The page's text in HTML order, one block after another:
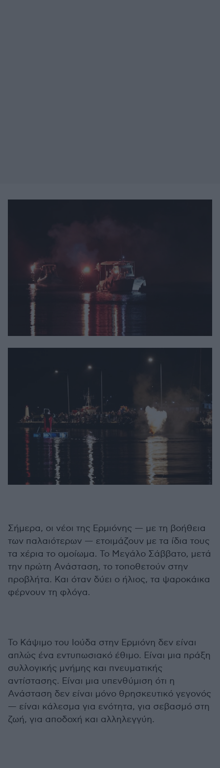
Σήμερα, οι νέοι της Ερμιόνης — με τη βοήθεια
των παλαιότερων — ετοιμάζουν με τα ίδια τους
τα χέρια το ομοίωμα. Το Μεγάλο Σάββατο, μετά
την πρώτη Ανάσταση, το τοποθετούν στην
προβλήτα. Και όταν δύει ο ήλιος, τα ψαροκάικα
φέρνουν τη φλόγα.
Το Κάψιμο του Ιούδα στην Ερμιόνη δεν είναι
απλώς ένα εντυπωσιακό έθιμο. Είναι μια πράξη
συλλογικής μνήμης και πνευματικής
αντίστασης. Είναι μια υπενθύμιση ότι η
Ανάσταση δεν είναι μόνο θρησκευτικό γεγονός
— είναι κάλεσμα για ενότητα, για σεβασμό στη
ζωή, για αποδοχή και αλληλεγγύη.